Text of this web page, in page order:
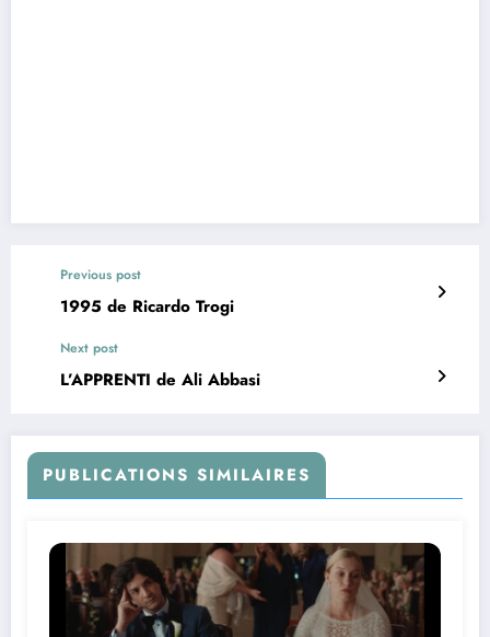
Previous post
1995 de Ricardo Trogi
Next post
L’APPRENTI de Ali Abbasi
PUBLICATIONS SIMILAIRES